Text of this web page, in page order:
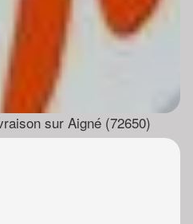
sur Aigné (72650)